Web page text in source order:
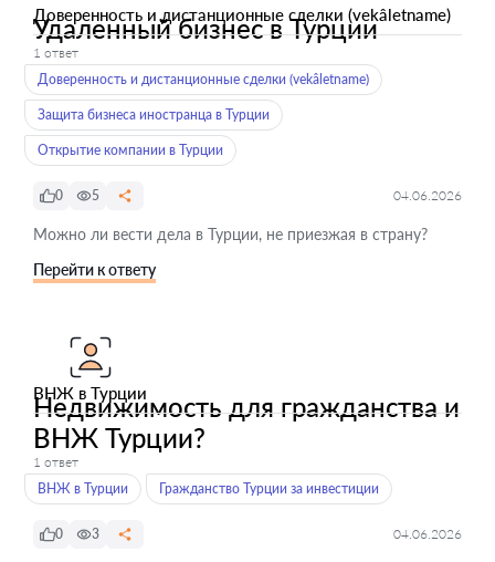
Доверенность и дистанционные сделки (vekâletname)
Удаленный бизнес в Турции
1 ответ
Доверенность и дистанционные сделки (vekâletname)
Защита бизнеса иностранца в Турции
Открытие компании в Турции
0 5 04.06.2026
Можно ли вести дела в Турции, не приезжая в страну?
Перейти к ответу
ВНЖ в Турции
Недвижимость для гражданства и
ВНЖ Турции?
1 ответ
ВНЖ в Турции
Гражданство Турции за инвестиции
0 3 04.06.2026